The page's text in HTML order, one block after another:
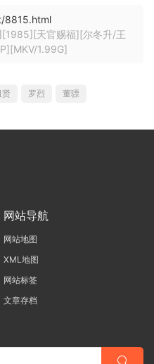
8815.html
天官赐福][尔冬升/王
1.99G]
贤 罗烈 董骠
网站导航
网站地图
XML地图
网站标签
文章存档